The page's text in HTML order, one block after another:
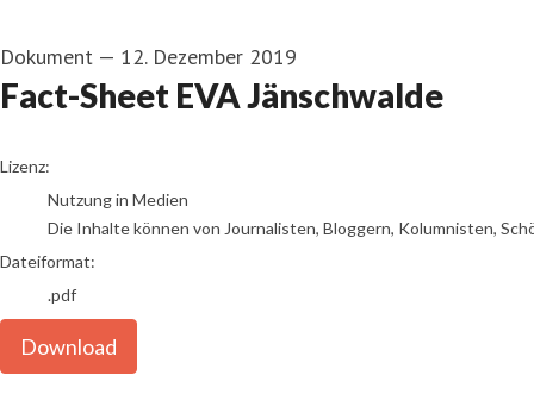
Dokument — 12. Dezember 2019
Fact-Sheet EVA Jänschwalde
go to media item
Lizenz:
Nutzung in Medien
Die Inhalte können von Journalisten, Bloggern, Kolumnisten,
Dateiformat:
.pdf
Download